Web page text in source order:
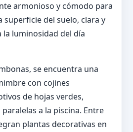
armonioso y cómodo para
superficie del suelo, clara y
luminosidad del día
se encuentra una
con cojines
de hojas verdes,
a la piscina. Entre
plantas decorativas en